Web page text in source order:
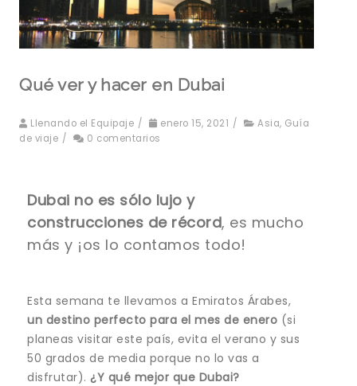
Qué ver y hacer en Dubai
Llenando el Equipaje / enero 15, 2021 / Asia, Guía
de viaje / 0 comentarios
Dubai no es sólo lujo y
construcciones de récord, es mucho
más y ¡os lo contamos todo!
Esta semana te llevamos a Emiratos Árabes,
un destino perfecto para el mes de enero (si
planeas visitar este país, evita el verano y sus
50 grados de media porque no lo vas a
disfrutar). ¿Y qué mejor que Dubai?